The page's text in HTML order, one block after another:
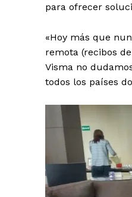
para ofrecer
«Hoy más que
remota (recibos
Visma no
todos los países